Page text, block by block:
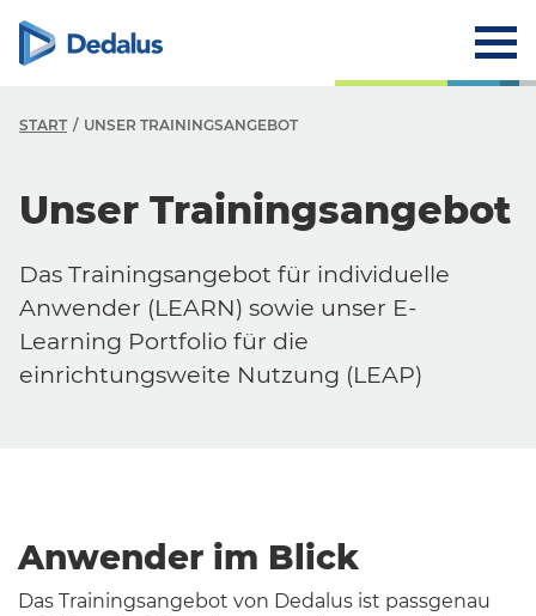
START UNSER TRAININGSANGEBOT
Unser Trainingsangebot
Das Trainingsangebot für individuelle
Anwender (LEARN) sowie unser E-
Learning Portfolio für die
einrichtungsweite Nutzung (LEAP)
Anwender im Blick
Das Trainingsangebot von Dedalus ist passgenau